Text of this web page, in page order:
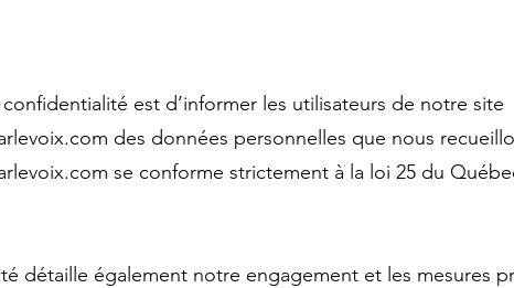
est d’informer les utilisateurs de notre site
des données personnelles que nous
se conforme strictement à la loi 25 du
détaille également notre engagement et les mesures